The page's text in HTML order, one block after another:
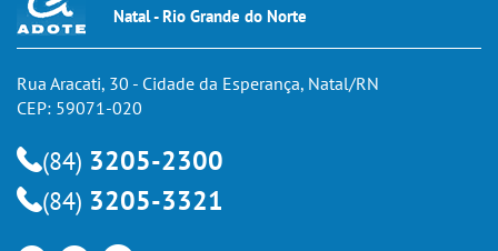
Natal - Rio Grande do Norte
Rua Aracati, 30 - Cidade da Esperança, Natal/RN
CEP: 59071-020
(84) 3205-2300
(84) 3205-3321